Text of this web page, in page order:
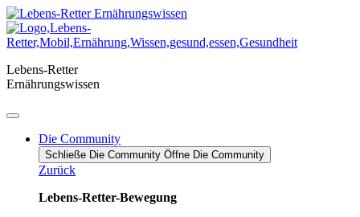
Zum
Inhalt
springen
Lebens-Retter
Ernährungswissen
Die Community
Schließe Die Community Öffne Die Community
Zurück
Lebens-Retter-Bewegung